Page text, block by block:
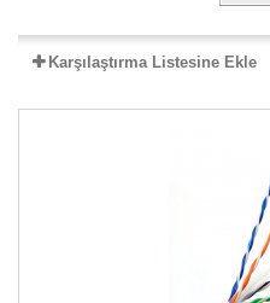
Karşılaştırma Listesine Ekle